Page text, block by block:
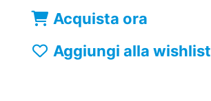
Acquista ora
Aggiungi alla wishlist